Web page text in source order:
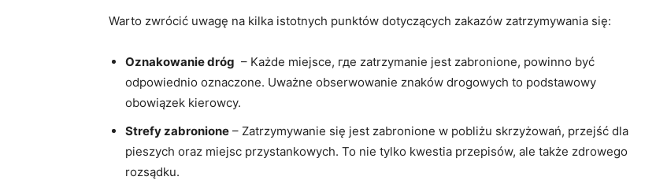
Warto zwrócić uwagę⁤ na⁣ kilka istotnych punktów‌ dotyczących zakazów zatrzymywania się:
Oznakowanie dróg ⁤ – Każde miejsce, где zatrzymanie ⁤jest zabronione,⁢ powinno być⁢
odpowiednio oznaczone. Uważne obserwowanie znaków drogowych to podstawowy⁤
obowiązek kierowcy.
Strefy zabronione – Zatrzymywanie się jest zabronione w pobliżu skrzyżowań, przejść‍ dla
pieszych oraz⁤ miejsc przystankowych. To nie tylko⁤ kwestia przepisów, ale także zdrowego
rozsądku.